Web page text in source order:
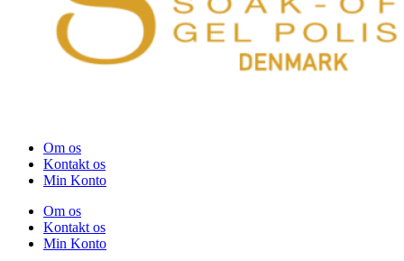
Om os
Kontakt os
Min Konto
Om os
Kontakt os
Min Konto